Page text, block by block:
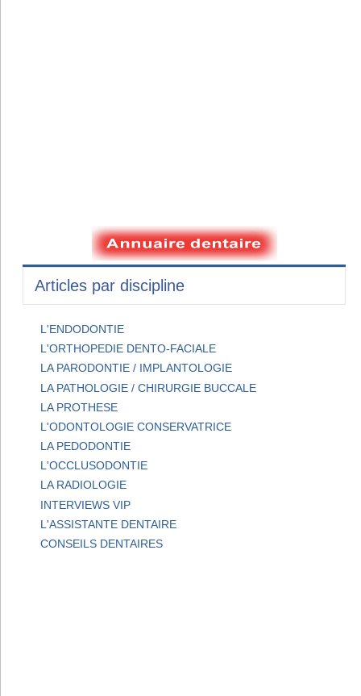
Articles par discipline
L'ENDODONTIE
L'ORTHOPEDIE DENTO-FACIALE
LA PARODONTIE / IMPLANTOLOGIE
LA PATHOLOGIE / CHIRURGIE BUCCALE
LA PROTHESE
L'ODONTOLOGIE CONSERVATRICE
LA PEDODONTIE
L'OCCLUSODONTIE
LA RADIOLOGIE
INTERVIEWS VIP
L'ASSISTANTE DENTAIRE
CONSEILS DENTAIRES